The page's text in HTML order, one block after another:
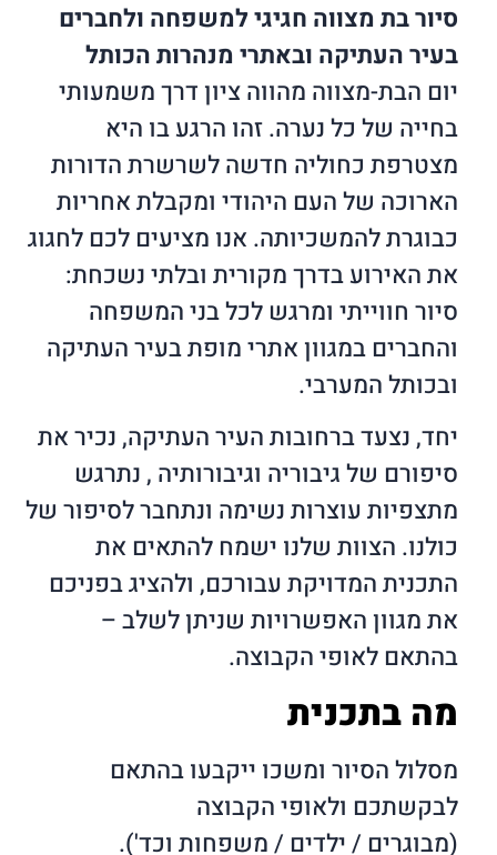
סיור בת מצווה חגיגי למשפחה ולחברים
בעיר העתיקה ובאתרי מנהרות הכותל
יום הבת-מצווה מהווה ציון דרך משמעותי
בחייה של כל נערה. זהו הרגע בו היא
מצטרפת כחוליה חדשה לשרשרת הדורות
הארוכה של העם היהודי ומקבלת אחריות
כבוגרת להמשכיותה. אנו מציעים לכם לחגוג
את האירוע בדרך מקורית ובלתי נשכחת:
סיור חווייתי ומרגש לכל בני המשפחה
והחברים במגוון אתרי מופת בעיר העתיקה
ובכותל המערבי.
יחד, נצעד ברחובות העיר העתיקה, נכיר את
סיפורם של גיבוריה וגיבורותיה , נתרגש
מתצפיות עוצרות נשימה ונתחבר לסיפור של
כולנו. הצוות שלנו ישמח להתאים את
התכנית המדויקת עבורכם, ולהציג בפניכם
את מגוון האפשרויות שניתן לשלב –
בהתאם לאופי הקבוצה.
מה בתכנית
מסלול הסיור ומשכו ייקבעו בהתאם
לבקשתכם ולאופי הקבוצה
(מבוגרים / ילדים / משפחות וכד').